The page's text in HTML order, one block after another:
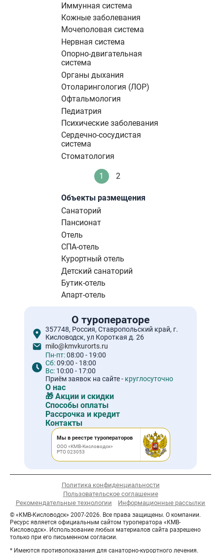
Иммунная система
Кожные заболевания
Мочеполовая система
Нервная система
Опорно-двигательная
система
Органы дыхания
Отоларингология (ЛОР)
Офтальмология
Педиатрия
Психические заболевания
Сердечно-сосудистая
система
Стоматология
Нумерация
страниц Текущая
1 Стандартное
2
Объекты размещения
Санаторий
Пансионат
Отель
СПА-отель
Курортный отель
Детский санаторий
Бутик-отель
Апарт-отель
О туроператоре
357748, Россия, Ставропольский край, г.
Кисловодск, ул Короткая д. 26
milo@kmvkurorts.ru
Пн-пт:08:00 - 19:00
Сб:09:00 - 18:00
Вс: 10:00 - 17:00
Приём заявок на сайте - круглосуточно
О нас
🎁 Акции и скидки
Способы оплаты
Рассрочка и кредит
Контакты
Мы в реестре туроператоров
ООО «КМВ-Кисловодск»
РТО 023053
Политика конфиденциальности
Пользовательское соглашение
Рекомендательные технологии
Информационные рассылки
© «КМВ-Кисловодск» 2007-2026. Все права защищены. О компании.
Ресурс является официальным сайтом туроператора «КМВ-
Кисловодск». Использование любых материалов сайта разрешено
только при его письменном согласии.
* Имеются противопоказания для санаторно-курортного лечения.